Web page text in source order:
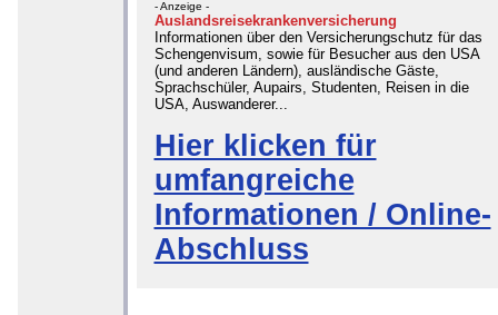
- Anzeige -
Auslandsreisekrankenversicherung
Informationen über den Versicherungschutz für das
Schengenvisum, sowie für Besucher aus den USA
(und anderen Ländern), ausländische Gäste,
Sprachschüler, Aupairs, Studenten, Reisen in die
USA, Auswanderer...
Hier klicken für
umfangreiche
Informationen / Online-
Abschluss